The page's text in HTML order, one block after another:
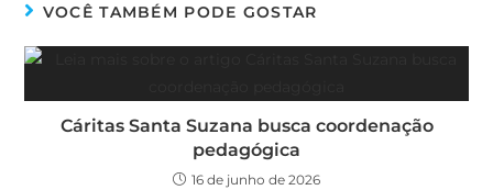
VOCÊ TAMBÉM PODE GOSTAR
Cáritas Santa Suzana busca coordenação
pedagógica
16 de junho de 2026